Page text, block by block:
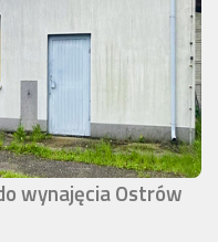
wynajęcia Ostrów